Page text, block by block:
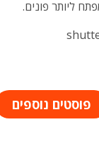
ליותר פונים.
פוסטים נוספים